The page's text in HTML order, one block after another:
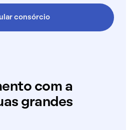
consórcio
com a
grandes